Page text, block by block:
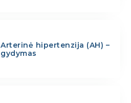
Arterinė hipertenzija (AH) –
gydymas